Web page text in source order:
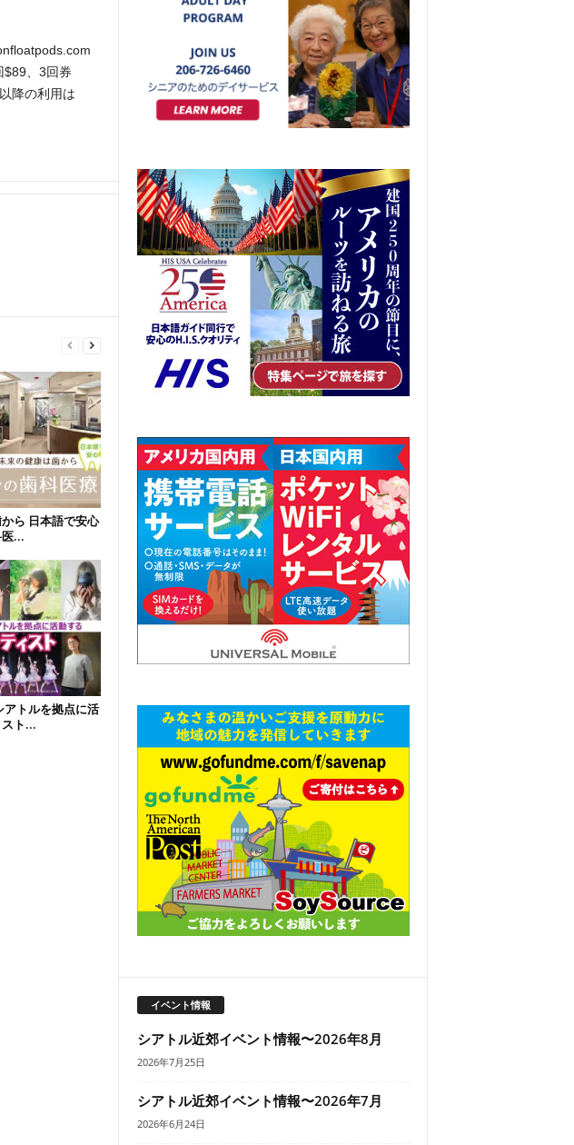
$89、3回券
降の利用は
ら 日本語で安心
...
アトルを拠点に活
ト...
イベント情報
シアトル近郊イベント情報〜2026年8月
2026年7月25日
シアトル近郊イベント情報〜2026年7月
2026年6月24日